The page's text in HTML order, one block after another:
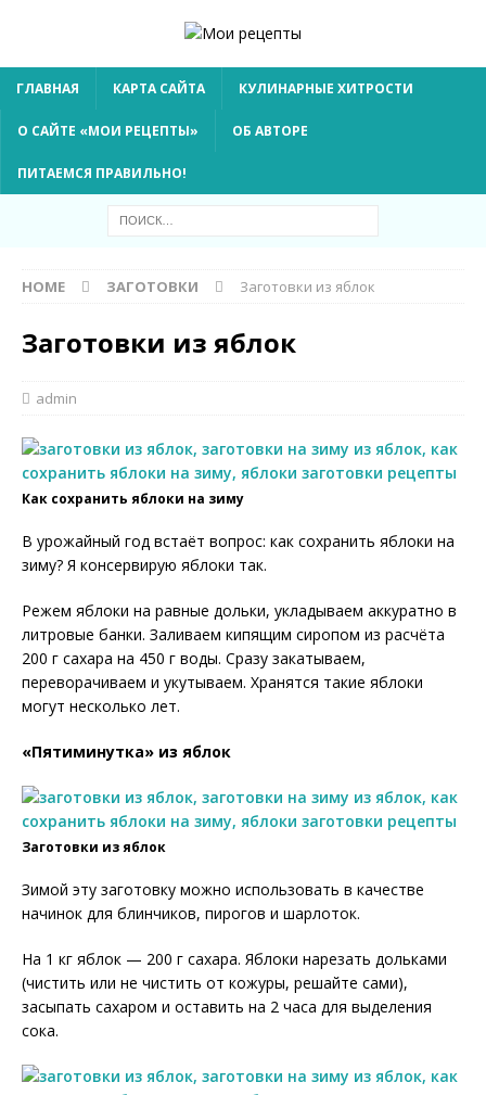
ГЛАВНАЯ КАРТА САЙТА КУЛИНАРНЫЕ ХИТРОСТИ
О САЙТЕ «МОИ РЕЦЕПТЫ» ОБ АВТОРЕ
ПИТАЕМСЯ ПРАВИЛЬНО!
HOME ЗАГОТОВКИ Заготовки из яблок
Заготовки из яблок
admin
Как сохранить яблоки на зиму
В урожайный год встаёт вопрос: как сохранить яблоки на
зиму? Я консервирую яблоки так.
Режем яблоки на равные дольки, укладываем аккуратно в
литровые банки. Заливаем кипящим сиропом из расчёта
200 г сахара на 450 г воды. Сразу закатываем,
переворачиваем и укутываем. Хранятся такие яблоки
могут несколько лет.
«Пятиминутка» из яблок
Заготовки из яблок
Зимой эту заготовку можно использовать в качестве
начинок для блинчиков, пирогов и шарлоток.
На 1 кг яблок — 200 г сахара. Яблоки нарезать дольками
(чистить или не чистить от кожуры, решайте сами),
засыпать сахаром и оставить на 2 часа для выделения
сока.